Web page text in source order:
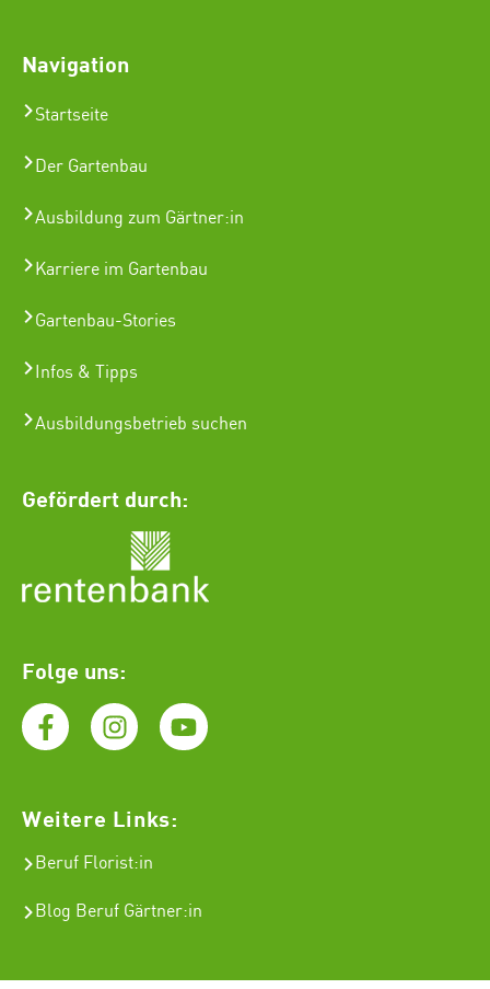
Navigation
Startseite
Der Gartenbau
Ausbildung zum Gärtner:in
Karriere im Gartenbau
Gartenbau-Stories
Infos & Tipps
Ausbildungsbetrieb suchen
Gefördert durch:
Folge uns:
Weitere Links:
Beruf Florist:in
Blog Beruf Gärtner:in